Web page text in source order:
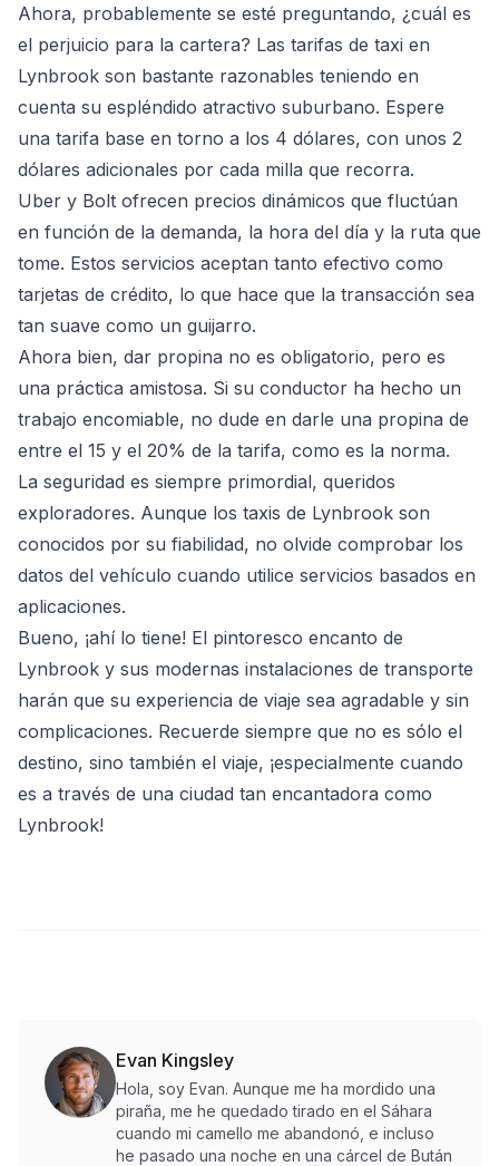
Ahora, probablemente se esté preguntando, ¿cuál es
el perjuicio para la cartera? Las tarifas de taxi en
Lynbrook son bastante razonables teniendo en
cuenta su espléndido atractivo suburbano. Espere
una tarifa base en torno a los 4 dólares, con unos 2
dólares adicionales por cada milla que recorra.
Uber y Bolt ofrecen precios dinámicos que fluctúan
en función de la demanda, la hora del día y la ruta que
tome. Estos servicios aceptan tanto efectivo como
tarjetas de crédito, lo que hace que la transacción sea
tan suave como un guijarro.
Ahora bien, dar propina no es obligatorio, pero es
una práctica amistosa. Si su conductor ha hecho un
trabajo encomiable, no dude en darle una propina de
entre el 15 y el 20% de la tarifa, como es la norma.
La seguridad es siempre primordial, queridos
exploradores. Aunque los taxis de Lynbrook son
conocidos por su fiabilidad, no olvide comprobar los
datos del vehículo cuando utilice servicios basados en
aplicaciones.
Bueno, ¡ahí lo tiene! El pintoresco encanto de
Lynbrook y sus modernas instalaciones de transporte
harán que su experiencia de viaje sea agradable y sin
complicaciones. Recuerde siempre que no es sólo el
destino, sino también el viaje, ¡especialmente cuando
es a través de una ciudad tan encantadora como
Lynbrook!
Evan Kingsley
Hola, soy Evan. Aunque me ha mordido una
piraña, me he quedado tirado en el Sáhara
cuando mi camello me abandonó, e incluso
he pasado una noche en una cárcel de Bután